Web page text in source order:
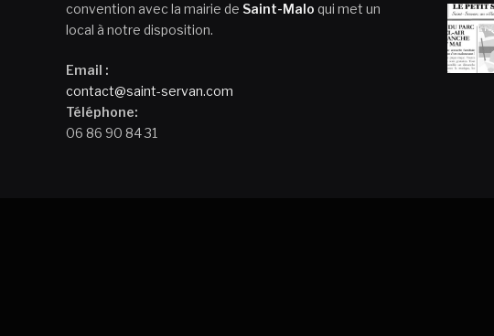
convention avec la mairie de Saint-Malo qui met un
local à notre disposition.
Email :
contact@saint-servan.com
Téléphone:
06 86 90 84 31